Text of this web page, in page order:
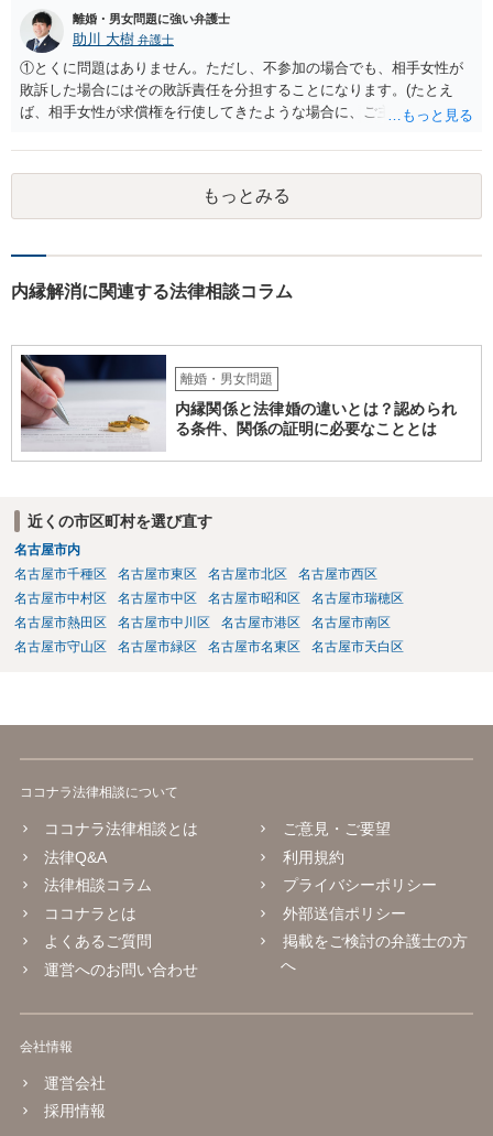
が養子縁組した場合には、親権者変更の申立ては認められないとする
最高裁判例があり、その判例で述べられている理由は民法819条5項の
場面でも同様であると考えられるからです。
離婚・男女問題に強い弁護士
助川 大樹 弁護士
①とくに問題はありません。ただし、不参加の場合でも、相手女性が
敗訴した場合にはその敗訴責任を分担することになります。(たとえ
ば、相手女性が求償権を行使してきたような場合に、ご主人から、今
能性もあるでしょうが、真相は分かりません。 ③ならないと思いま
す。 ④- ⑤それにはなりえます。 ⑥一般論ですが、裁判官は証拠に基
づいて事実を認定するわけですから、証拠が大切です。 証拠をきちん
と整えての訴訟提起だとは思いますが、これからでも整えられるので
います。具体的な事情が分かりかねますので、幅のありすぎる回答で
ば幸いです。
もっとみる
内縁解消に関連する法律相談コラム
離婚・男女問題
内縁関係と法律婚の違いとは？認められ
る条件、関係の証明に必要なこととは
近くの市区町村を選び直す
名古屋市内
名古屋市千種区
名古屋市東区 名古屋市北区
名古屋市西区
名古屋市中村区
名古屋市中区 名古屋市昭和区
名古屋市瑞穂区
名古屋市熱田区
名古屋市中川区 名古屋市港区
名古屋市南区
名古屋市守山区
名古屋市緑区 名古屋市名東区 名古屋市天白区
ココナラ法律相談について
ココナラ法律相談とは
法律Q&A
法律相談コラム
ココナラとは
よくあるご質問
運営へのお問い合わせ
ご意見・ご要望
利用規約
プライバシーポリシー
外部送信ポリシー
掲載をご検討の弁護士の方
へ
会社情報
運営会社
採用情報